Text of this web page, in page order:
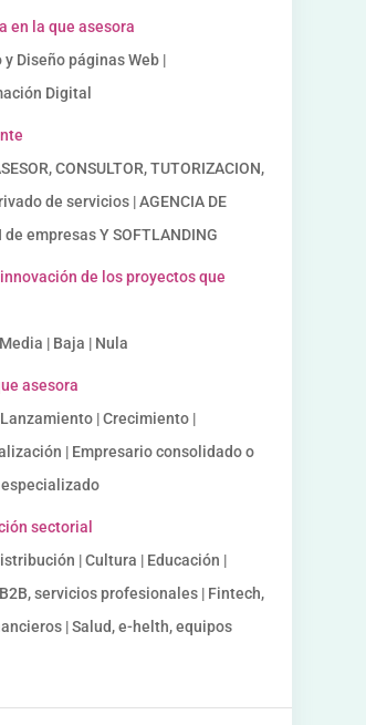
en la que asesora
Diseño páginas Web |
Digital
CONSULTOR, TUTORIZACION,
de servicios | AGENCIA DE
de empresas Y SOFTLANDING
de los proyectos que
| Baja | Nula
asesora
Lanzamiento | Crecimiento |
| Empresario consolidado o
sectorial
| Cultura | Educación |
servicios profesionales | Fintech,
| Salud, e-helth, equipos